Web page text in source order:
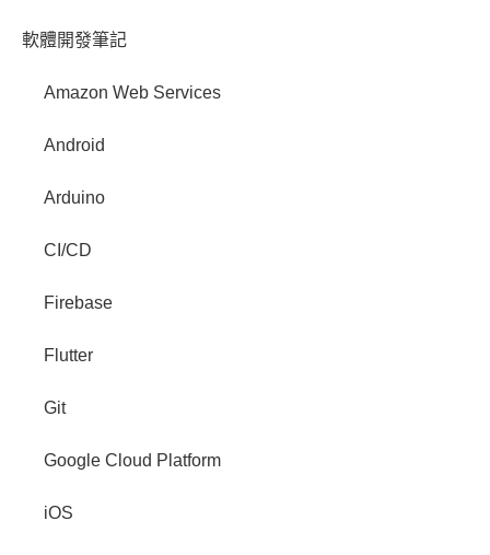
軟體開發筆記
Amazon Web Services
Android
Arduino
CI/CD
Firebase
Flutter
Git
Google Cloud Platform
iOS